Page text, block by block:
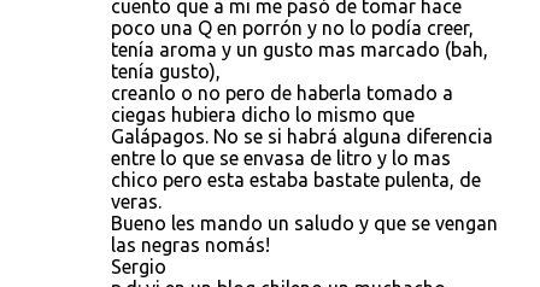
cuento que a mi me pasó de tomar hace
poco una Q en porrón y no lo podía creer,
tenía aroma y un gusto mas marcado (bah,
tenía gusto),
creanlo o no pero de haberla tomado a
ciegas hubiera dicho lo mismo que
Galápagos. No se si habrá alguna diferencia
entre lo que se envasa de litro y lo mas
chico pero esta estaba bastate pulenta, de
veras.
Bueno les mando un saludo y que se vengan
las negras nomás!
Sergio